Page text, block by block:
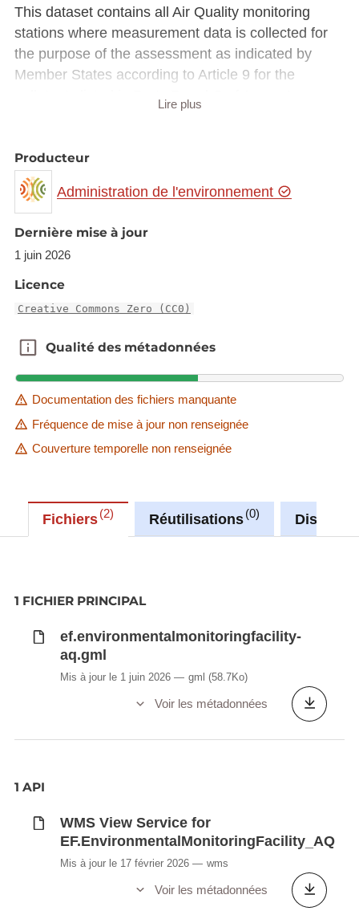
This dataset contains all Air Quality monitoring
stations where measurement data is collected for
the purpose of the assessment as indicated by
Member States according to Article 9 for the
guidelines of the theme Environmental Monitoring
Facilities
Description copied from
catalog.inspire.geoportail.lu
Lire plus
Producteur
Administration de l'environnement
Dernière mise à jour
1 juin 2026
Licence
Creative Commons Zero (CC0)
Qualité des métadonnées
Qualité des métadonnées
Documentation des fichiers manquante
Fréquence de mise à jour non renseignée
Couverture temporelle non renseignée
Fichiers 2 Réutilisations 0
1 FICHIER PRINCIPAL
ef.environmentalmonitoringfacility-
aq.gml
Mis à jour le 1 juin 2026 gml (58.7Ko)
Voir les métadonnées
1 API
WMS View Service for
EF.EnvironmentalMonitoringFacility_AQ
Mis à jour le 17 février 2026 wms
Voir les métadonnées